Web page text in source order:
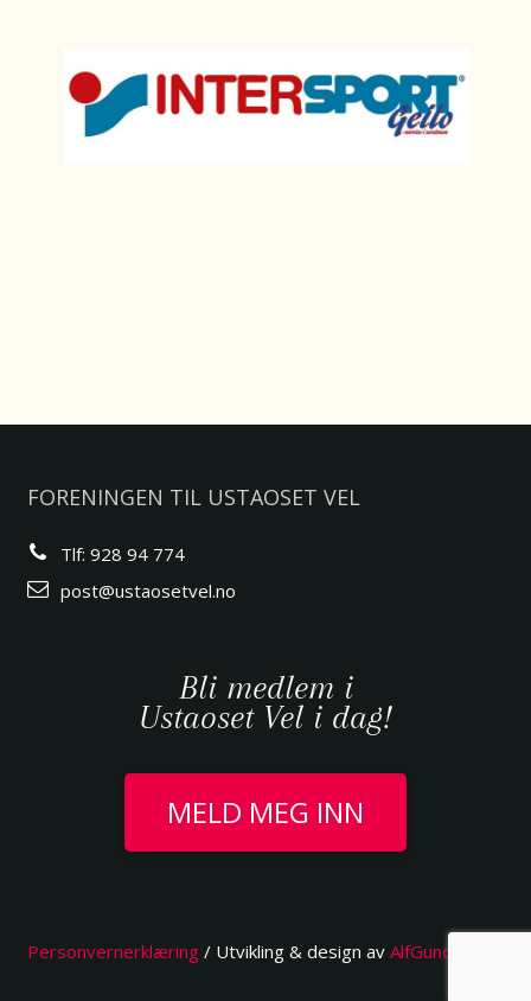
FORENINGEN TIL USTAOSET VEL
Tlf: 928 94 774
post@ustaosetvel.no
Bli medlem i
Ustaoset Vel i dag!
MELD MEG INN
Personvernerklæring/ Utvikling & design av AlfGundersen